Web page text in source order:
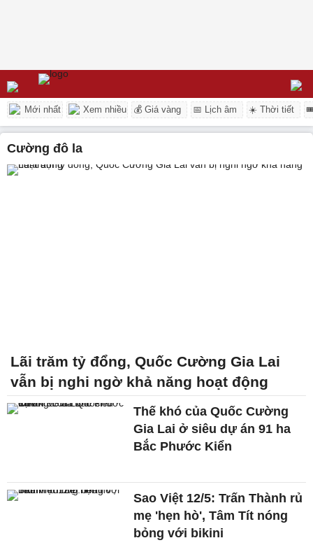
Mới nhất Xem nhiều 💰 Giá vàng 📅 Lịch âm ☀️ Thời tiết
cường đô la
Lãi trăm tỷ đổng, Quốc Cường Gia Lai
vẫn bị nghi ngờ khả năng hoạt động
Thế khó của Quốc Cường
Gia Lai ở siêu dự án 91 ha
Bắc Phước Kiển
Sao Việt 12/5: Trấn Thành rủ
mẹ 'hẹn hò', Tâm Tít nóng
bỏng với bikini